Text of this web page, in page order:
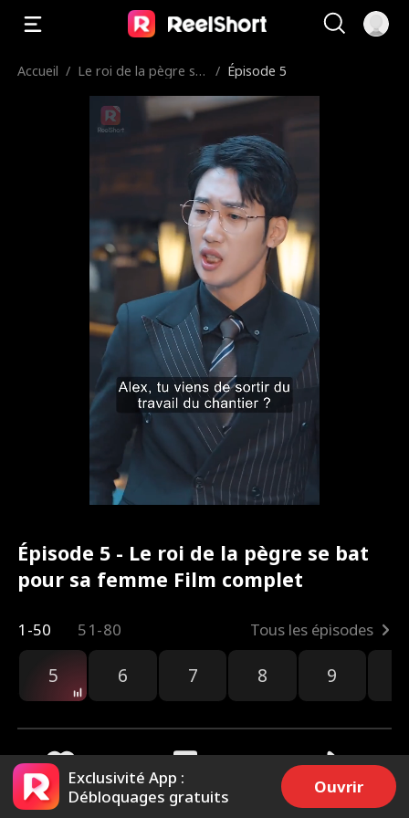
Accueil / Le roi de la pègre se
/ Épisode 5
Épisode 5 - Le roi de la pègre se bat
pour sa femme Film complet
1-50 51-80 Tous les épisodes
5 6 7 8 9
1.6k 3.1k Partager
Exclusivité App :
Débloquages gratuits
Ouvrir